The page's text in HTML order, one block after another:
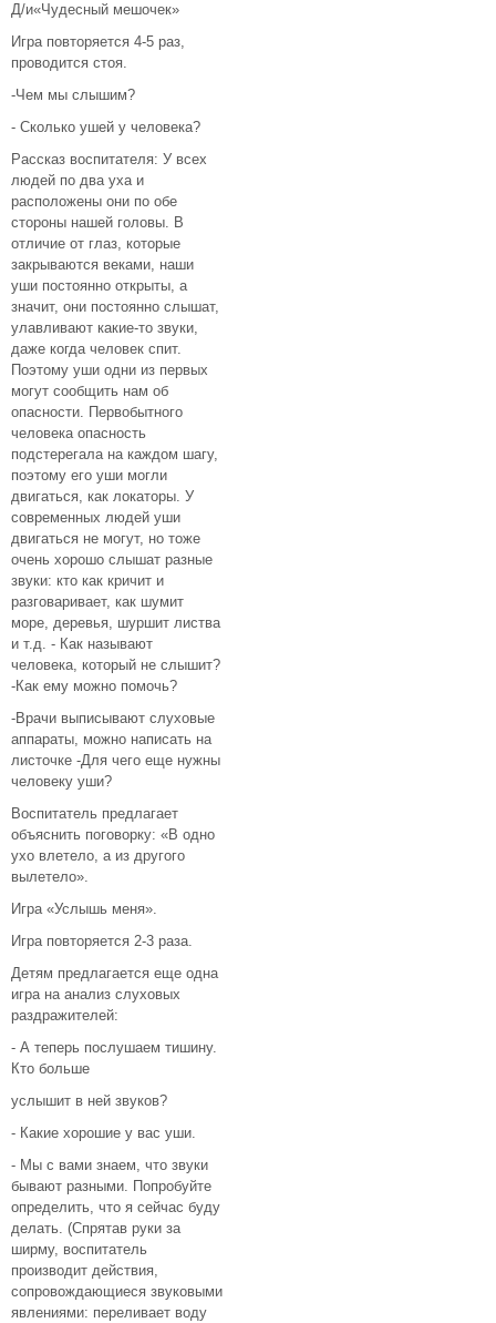
Д/и«Чудесный мешочек»
Игра повторяется 4-5 раз,
проводится стоя.
-Чем мы слышим?
- Сколько ушей у человека?
Рассказ воспитателя: У всех
людей по два уха и
расположены они по обе
стороны нашей головы. В
отличие от глаз, которые
закрываются веками, наши
уши постоянно открыты, а
значит, они постоянно слышат,
улавливают какие-то звуки,
даже когда человек спит.
Поэтому уши одни из первых
могут сообщить нам об
опасности. Первобытного
человека опасность
подстерегала на каждом шагу,
поэтому его уши могли
двигаться, как локаторы. У
современных людей уши
двигаться не могут, но тоже
очень хорошо слышат разные
звуки: кто как кричит и
разговаривает, как шумит
море, деревья, шуршит листва
и т.д. - Как называют
человека, который не слышит?
-Как ему можно помочь?
-Врачи выписывают слуховые
аппараты, можно написать на
листочке -Для чего еще нужны
человеку уши?
Воспитатель предлагает
объяснить поговорку: «В одно
ухо влетело, а из другого
вылетело».
Игра «Услышь меня».
Игра повторяется 2-3 раза.
Детям предлагается еще одна
игра на анализ слуховых
раздражителей:
- А теперь послушаем тишину.
Кто больше
услышит в ней звуков?
- Какие хорошие у вас уши.
- Мы с вами знаем, что звуки
бывают разными. Попробуйте
определить, что я сейчас буду
делать. (Спрятав руки за
ширму, воспитатель
производит действия,
сопровождающиеся звуковыми
явлениями: переливает воду